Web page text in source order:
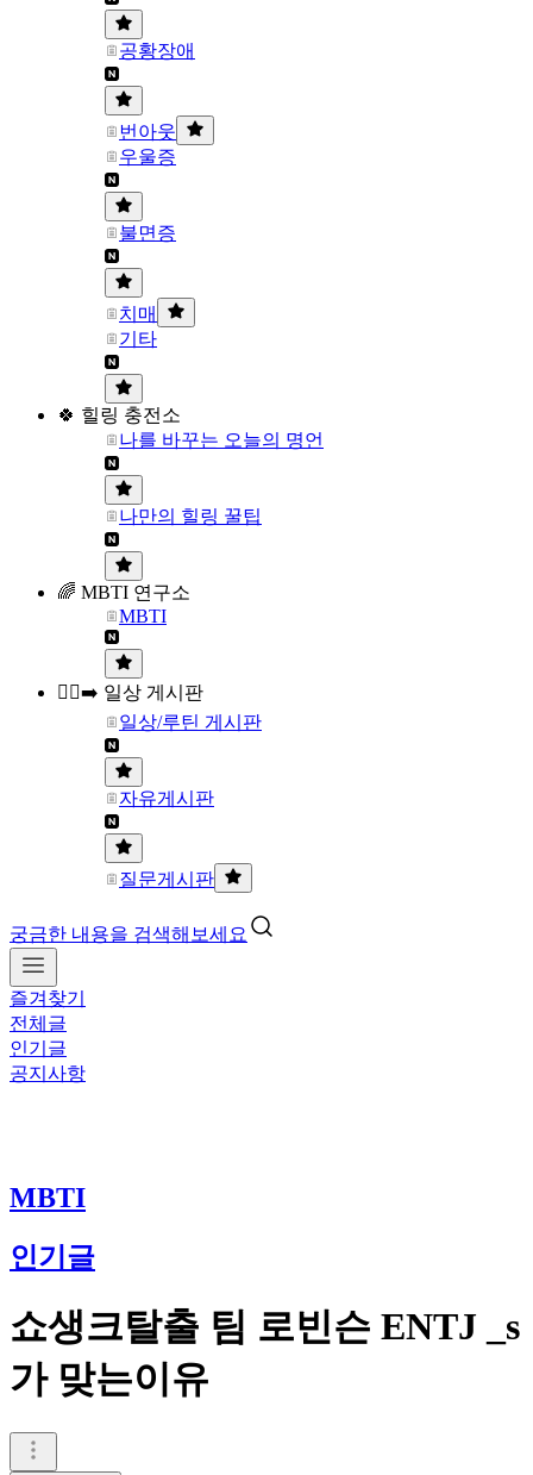
공황장애
번아웃
우울증
불면증
치매
기타
🍀 힐링 충전소
나를 바꾸는 오늘의 명언
나만의 힐링 꿀팁
🌈 MBTI 연구소
MBTI
🏃‍♀️‍➡️ 일상 게시판
일상/루틴 게시판
자유게시판
질문게시판
궁금한 내용을 검색해보세요
즐겨찾기
전체글
인기글
공지사항
MBTI
인기글
쇼생크탈출 팀 로빈슨 ENTJ _s
가 맞는이유